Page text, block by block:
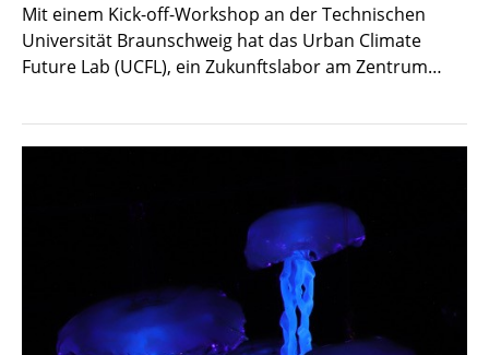
Mit einem Kick-off-Workshop an der Technischen
Universität Braunschweig hat das Urban Climate
Future Lab (UCFL), ein Zukunftslabor am Zentrum…